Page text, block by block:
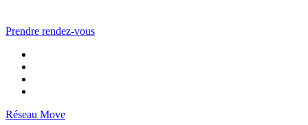
Prendre rendez-vous
Réseau Move